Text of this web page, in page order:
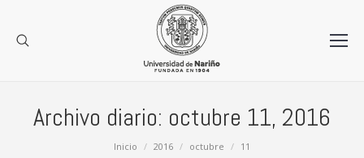
Archivo diario: octubre 11, 2016
Inicio 2016 octubre 11